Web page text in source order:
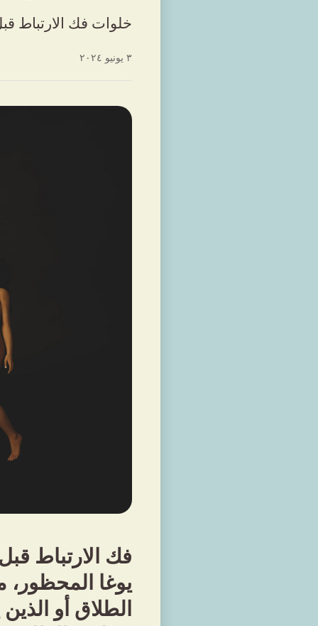
خلوات فك الارتباط
٣ يونيو ٢٠٢٤
فك الارتباط
يوغا المحظور،
الطلاق أو